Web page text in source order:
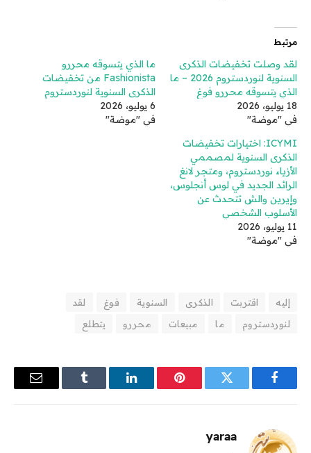
مرتبط
لقد وصلت تخفيضات الذكرى
السنوية لنوردستروم 2026 – ما
الذي يتسوقه محررو فوغ
18 يوليو، 2026
في "موضة"
ما الذي يتسوقه محررو
Fashionista من تخفيضات
الذكرى السنوية لنوردستروم
6 يوليو، 2026
في "موضة"
ICYMI: اختيارات تخفيضات
الذكرى السنوية لمصممي
الأزياء نوردستروم، ومتجر لانغ
الرائد الجديد في لوس أنجلوس،
وإيرين والش تتحدث عن
الأسلوب الشخصي
11 يوليو، 2026
في "موضة"
إليه اقتربت الذكرى السنوية فوغ
لقد
لنوردستروم
ما مبيعات محررو يتطلع
فيسبوك تويتر بينتيريستلينكدإن Tumblr
البريد
yaraa